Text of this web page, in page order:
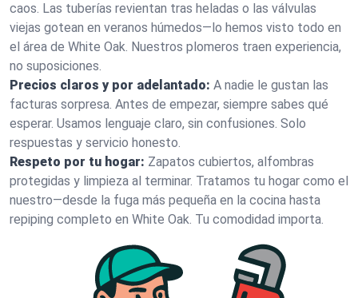
caos. Las tuberías revientan tras heladas o las válvulas
viejas gotean en veranos húmedos—lo hemos visto todo en
el área de White Oak. Nuestros plomeros traen experiencia,
no suposiciones.
Precios claros y por adelantado: A nadie le gustan las
facturas sorpresa. Antes de empezar, siempre sabes qué
esperar. Usamos lenguaje claro, sin confusiones. Solo
respuestas y servicio honesto.
Respeto por tu hogar: Zapatos cubiertos, alfombras
protegidas y limpieza al terminar. Tratamos tu hogar como el
nuestro—desde la fuga más pequeña en la cocina hasta
repiping completo en White Oak. Tu comodidad importa.